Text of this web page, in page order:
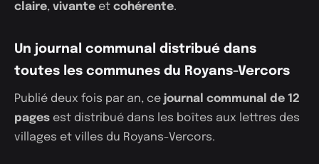
claire, vivanteet cohérente.
Un journal communal distribué dans
toutes les communes du Royans-Vercors
Publié deux fois par an, ce journal communal de 12
pagesest distribué dans les boîtes aux lettres des
villages et villes du Royans-Vercors.